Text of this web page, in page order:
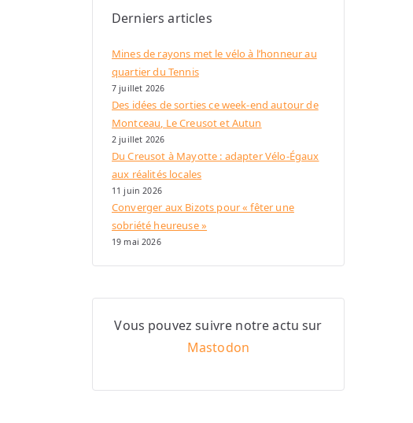
Derniers articles
Mines de rayons met le vélo à l’honneur au
quartier du Tennis
7 juillet 2026
Des idées de sorties ce week-end autour de
Montceau, Le Creusot et Autun
2 juillet 2026
Du Creusot à Mayotte : adapter Vélo-Égaux
aux réalités locales
11 juin 2026
Converger aux Bizots pour « fêter une
sobriété heureuse »
19 mai 2026
Vous pouvez suivre notre actu sur
Mastodon